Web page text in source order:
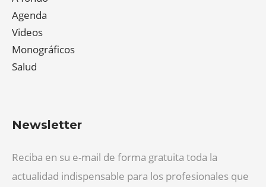
Agenda
Videos
Monográficos
Salud
Newsletter
Reciba en su e-mail de forma gratuita toda la
actualidad indispensable para los profesionales que